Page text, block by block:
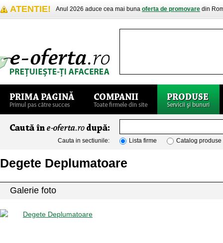
ATENTIE! Anul 2026 aduce cea mai buna oferta de promovare din
Cauta in sectiunile: Lista firme Catalog produse
Degete Deplumatoare
Galerie foto